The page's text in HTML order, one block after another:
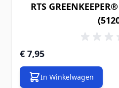
RTS
€ 7,95
In Winkelwagen